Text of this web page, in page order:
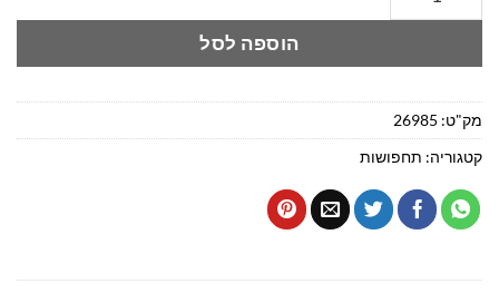
הוספה לסל
מק"ט:26985
קטגוריה:תחפושות